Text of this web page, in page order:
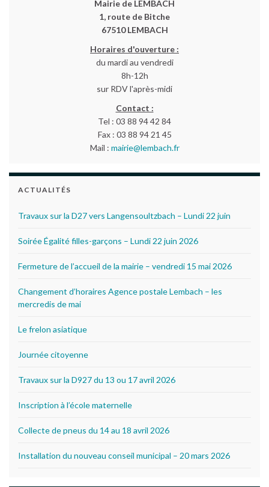
Mairie de LEMBACH
1, route de Bitche
67510 LEMBACH
Horaires d'ouverture :
du mardi au vendredi
8h-12h
sur RDV l'après-midi
Contact :
Tel : 03 88 94 42 84
Fax : 03 88 94 21 45
Mail : mairie@lembach.fr
ACTUALITÉS
Travaux sur la D27 vers Langensoultzbach – Lundi 22 juin
Soirée Égalité filles-garçons – Lundi 22 juin 2026
Fermeture de l’accueil de la mairie – vendredi 15 mai 2026
Changement d’horaires Agence postale Lembach – les
mercredis de mai
Le frelon asiatique
Journée citoyenne
Travaux sur la D927 du 13 ou 17 avril 2026
Inscription à l’école maternelle
Collecte de pneus du 14 au 18 avril 2026
Installation du nouveau conseil municipal – 20 mars 2026